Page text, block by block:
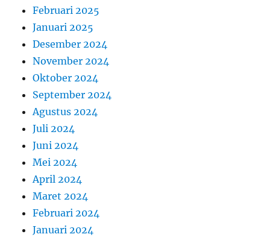
Februari 2025
Januari 2025
Desember 2024
November 2024
Oktober 2024
September 2024
Agustus 2024
Juli 2024
Juni 2024
Mei 2024
April 2024
Maret 2024
Februari 2024
Januari 2024